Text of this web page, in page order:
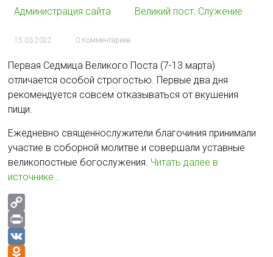
Администрация сайта Великий пост, Служение
15.03.2022 0 Комментариев
Первая Седмица Великого Поста (7-13 марта)
отличается особой строгостью. Первые два дня
рекомендуется совсем отказываться от вкушения
пищи.
Ежедневно священнослужители благочиния принимали
участие в соборной молитве и совершали уставные
великопостные богослужения. Читать далее в
источнике…
C
o
p
P
V